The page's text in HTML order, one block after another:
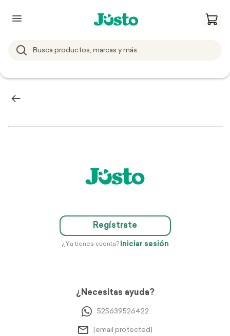
Regístrate
¿Ya tienes cuenta? Iniciar sesión
¿Necesitas ayuda?
525639526422
[email protected]